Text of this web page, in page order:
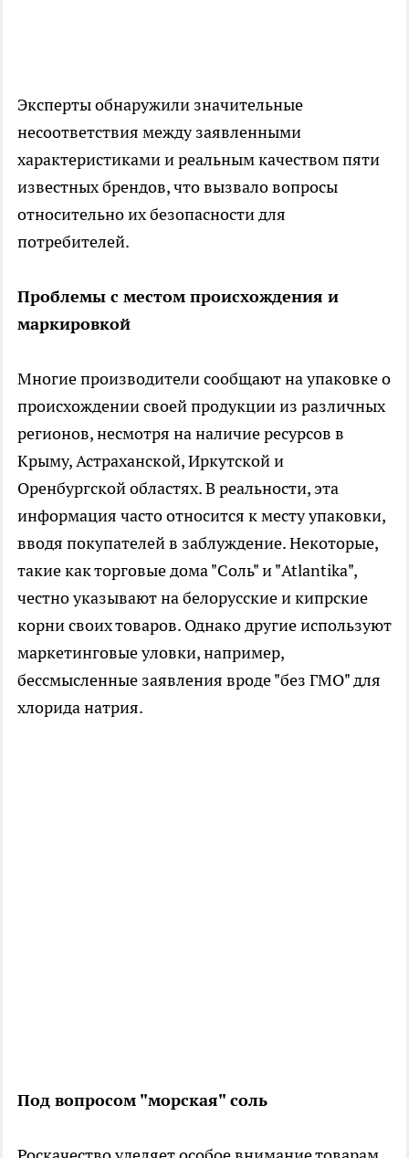
Эксперты обнаружили значительные
несоответствия между заявленными
характеристиками и реальным качеством пяти
известных брендов, что вызвало вопросы
относительно их безопасности для
потребителей.
Проблемы с местом происхождения и
маркировкой
Многие производители сообщают на упаковке о
происхождении своей продукции из различных
регионов, несмотря на наличие ресурсов в
Крыму, Астраханской, Иркутской и
Оренбургской областях. В реальности, эта
информация часто относится к месту упаковки,
вводя покупателей в заблуждение. Некоторые,
такие как торговые дома "Соль" и "Atlantika",
честно указывают на белорусские и кипрские
корни своих товаров. Однако другие используют
маркетинговые уловки, например,
бессмысленные заявления вроде "без ГМО" для
хлорида натрия.
Под вопросом "морская" соль